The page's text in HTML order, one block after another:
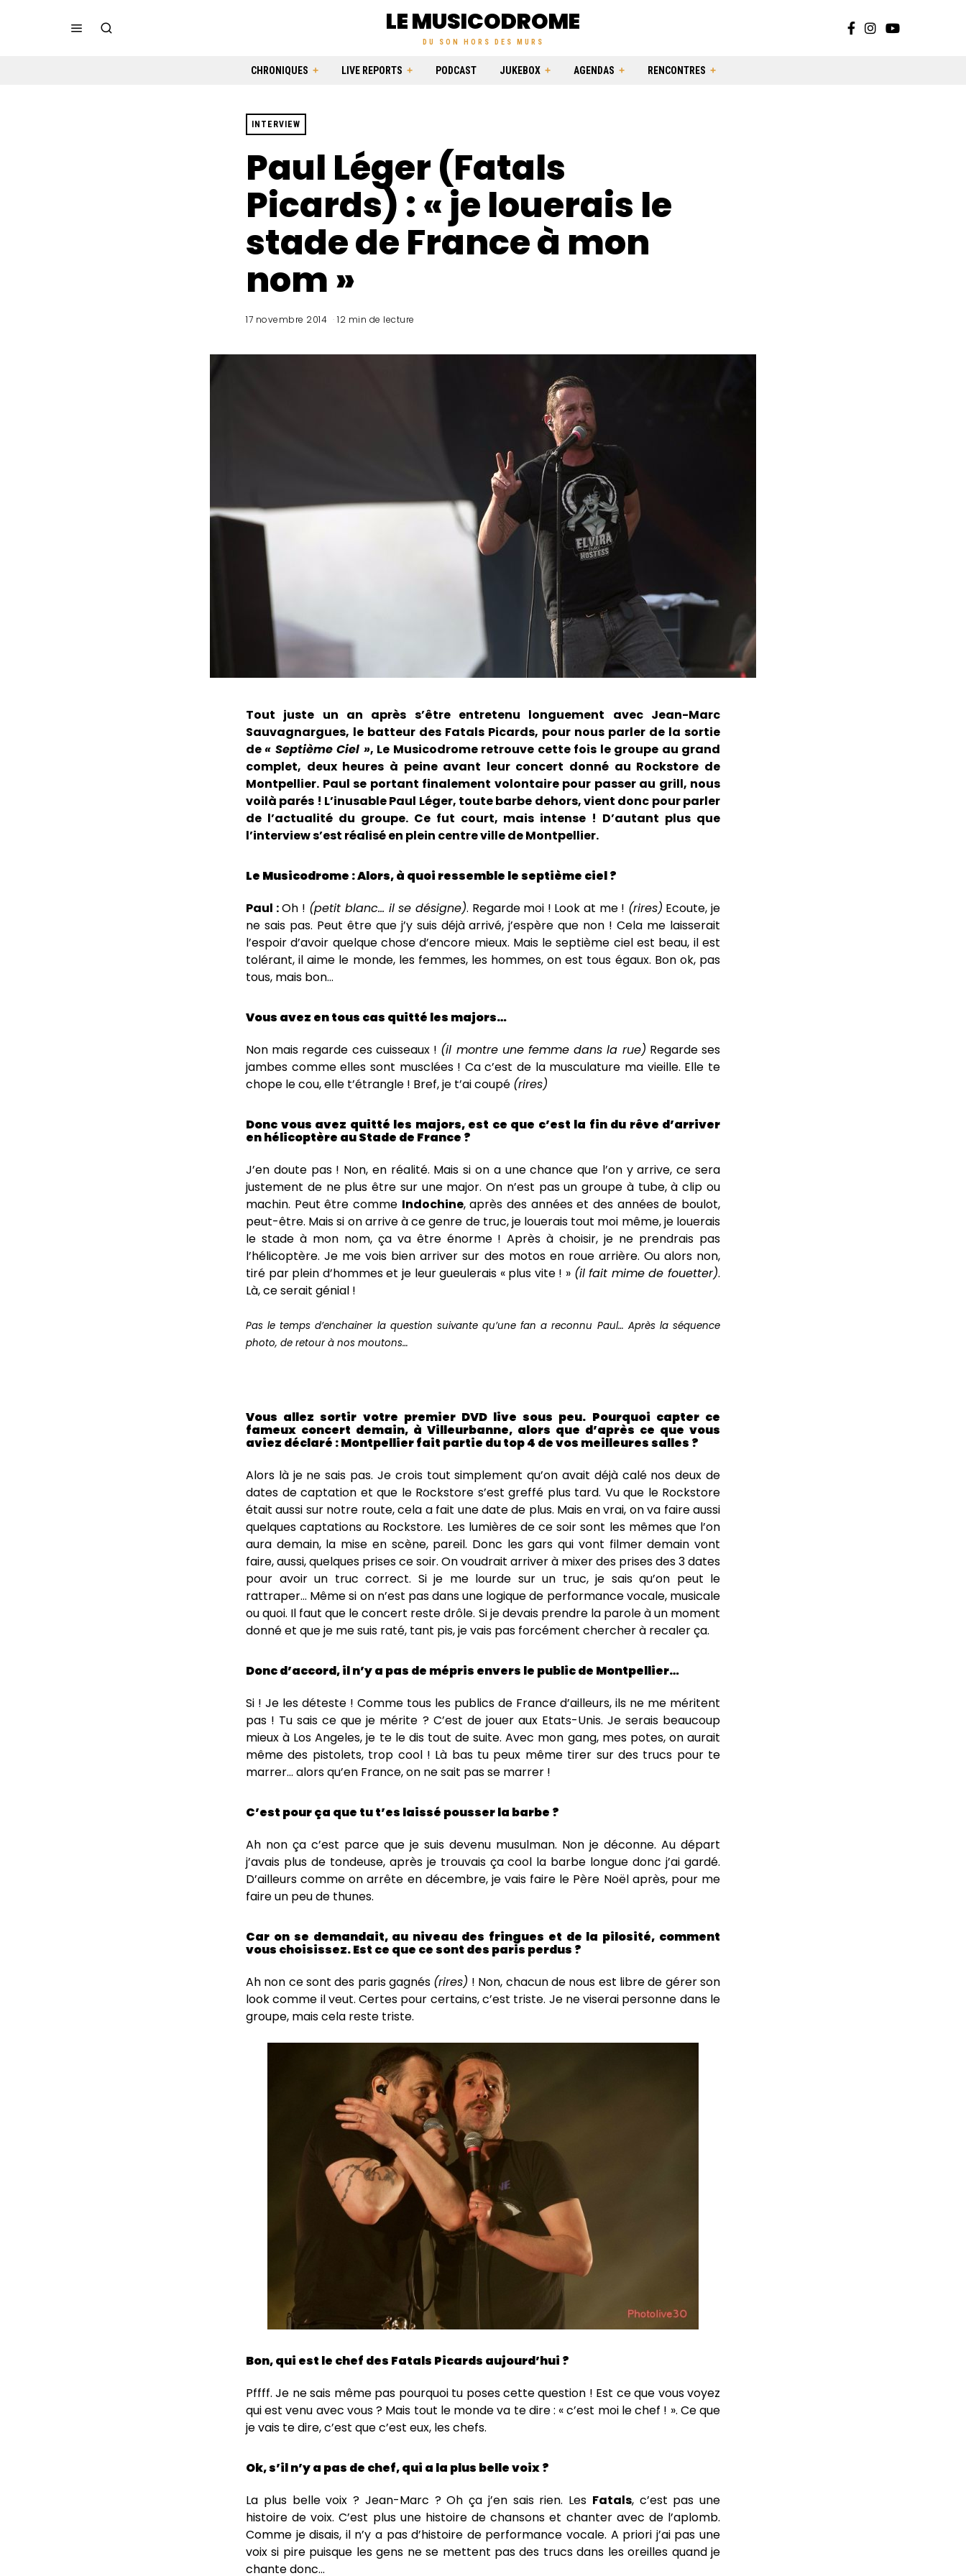
LE MUSICODROME
DU SON HORS DES MURS
CHRONIQUES LIVE REPORTS PODCAST JUKEBOX AGENDAS RENCONTRES
INTERVIEW
Paul Léger (Fatals
Picards) : « je louerais le
stade de France à mon
nom »
17 novembre 2014 12 min de lecture
Tout juste un an après s’être entretenu longuement avec Jean-Marc
Sauvagnargues, le batteur des Fatals Picards, pour nous parler de la sortie
de« Septième Ciel », Le Musicodrome retrouve cette fois le groupe au grand
complet, deux heures à peine avant leur concert donné au Rockstore de
Montpellier. Paul se portant finalement volontaire pour passer au grill, nous
voilà parés ! L’inusable Paul Léger, toute barbe dehors, vient donc pour parler
de l’actualité du groupe. Ce fut court, mais intense ! D’autant plus que
l’interview s’est réalisé en plein centre ville de Montpellier.
Le Musicodrome : Alors, à quoi ressemble le septième ciel ?
Paul :Oh ! (petit blanc… il se désigne). Regarde moi ! Look at me ! (rires) Ecoute, je
ne sais pas. Peut être que j’y suis déjà arrivé, j’espère que non ! Cela me laisserait
l’espoir d’avoir quelque chose d’encore mieux. Mais le septième ciel est beau, il est
tolérant, il aime le monde, les femmes, les hommes, on est tous égaux. Bon ok, pas
tous, mais bon…
Vous avez en tous cas quitté les majors…
Non mais regarde ces cuisseaux ! (il montre une femme dans la rue) Regarde ses
jambes comme elles sont musclées ! Ca c’est de la musculature ma vieille. Elle te
chope le cou, elle t’étrangle ! Bref, je t’ai coupé (rires)
Donc vous avez quitté les majors, est ce que c’est la fin du rêve d’arriver
en hélicoptère au Stade de France ?
J’en doute pas ! Non, en réalité. Mais si on a une chance que l’on y arrive, ce sera
justement de ne plus être sur une major. On n’est pas un groupe à tube, à clip ou
machin. Peut être comme Indochine, après des années et des années de boulot,
peut-être. Mais si on arrive à ce genre de truc, je louerais tout moi même, je louerais
le stade à mon nom, ça va être énorme ! Après à choisir, je ne prendrais pas
l’hélicoptère. Je me vois bien arriver sur des motos en roue arrière. Ou alors non,
tiré par plein d’hommes et je leur gueulerais « plus vite ! » (il fait mime de fouetter).
Là, ce serait génial !
Pas le temps d’enchainer la question suivante qu’une fan a reconnu Paul… Après la séquence
photo, de retour à nos moutons…
Vous allez sortir votre premier DVD live sous peu. Pourquoi capter ce
fameux concert demain, à Villeurbanne, alors que d’après ce que vous
aviez déclaré : Montpellier fait partie du top 4 de vos meilleures salles ?
Alors là je ne sais pas. Je crois tout simplement qu’on avait déjà calé nos deux de
dates de captation et que le Rockstore s’est greffé plus tard. Vu que le Rockstore
était aussi sur notre route, cela a fait une date de plus. Mais en vrai, on va faire aussi
quelques captations au Rockstore. Les lumières de ce soir sont les mêmes que l’on
aura demain, la mise en scène, pareil. Donc les gars qui vont filmer demain vont
faire, aussi, quelques prises ce soir. On voudrait arriver à mixer des prises des 3 dates
pour avoir un truc correct. Si je me lourde sur un truc, je sais qu’on peut le
rattraper… Même si on n’est pas dans une logique de performance vocale, musicale
ou quoi. Il faut que le concert reste drôle. Si je devais prendre la parole à un moment
donné et que je me suis raté, tant pis, je vais pas forcément chercher à recaler ça.
Donc d’accord, il n’y a pas de mépris envers le public de Montpellier…
Si ! Je les déteste ! Comme tous les publics de France d’ailleurs, ils ne me méritent
pas ! Tu sais ce que je mérite ? C’est de jouer aux Etats-Unis. Je serais beaucoup
mieux à Los Angeles, je te le dis tout de suite. Avec mon gang, mes potes, on aurait
même des pistolets, trop cool ! Là bas tu peux même tirer sur des trucs pour te
marrer… alors qu’en France, on ne sait pas se marrer !
C’est pour ça que tu t’es laissé pousser la barbe ?
Ah non ça c’est parce que je suis devenu musulman. Non je déconne. Au départ
j’avais plus de tondeuse, après je trouvais ça cool la barbe longue donc j’ai gardé.
D’ailleurs comme on arrête en décembre, je vais faire le Père Noël après, pour me
faire un peu de thunes.
Car on se demandait, au niveau des fringues et de la pilosité, comment
vous choisissez. Est ce que ce sont des paris perdus ?
Ah non ce sont des paris gagnés (rires) ! Non, chacun de nous est libre de gérer son
look comme il veut. Certes pour certains, c’est triste. Je ne viserai personne dans le
groupe, mais cela reste triste.
Bon, qui est le chef des Fatals Picards aujourd’hui ?
Pffff. Je ne sais même pas pourquoi tu poses cette question ! Est ce que vous voyez
qui est venu avec vous ? Mais tout le monde va te dire : « c’est moi le chef ! ». Ce que
je vais te dire, c’est que c’est eux, les chefs.
Ok, s’il n’y a pas de chef, qui a la plus belle voix ?
La plus belle voix ? Jean-Marc ? Oh ça j’en sais rien. Les Fatals, c’est pas une
histoire de voix. C’est plus une histoire de chansons et chanter avec de l’aplomb.
Comme je disais, il n’y a pas d’histoire de performance vocale. A priori j’ai pas une
voix si pire puisque les gens ne se mettent pas des trucs dans les oreilles quand je
chante donc…